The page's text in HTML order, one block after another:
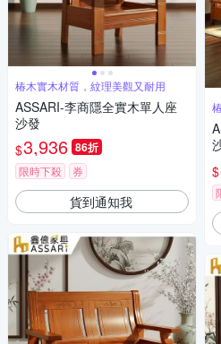
椿木實木材質，紋理美觀又耐用
ASSARI-李商隱全實木單人座
沙發
$3,936 86折
限時下殺 券
貨到通知我
$